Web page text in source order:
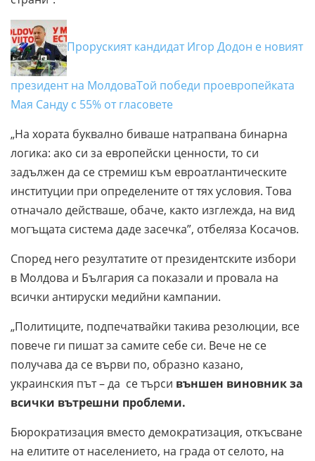
Проруският кандидат Игор Додон е новият
президент на МолдоваТой победи проевропейката
Мая Санду с 55% от гласовете
„На хората буквално биваше натрапвана бинарна
логика: ако си за европейски ценности, то си
задължен да се стремиш към евроатлантическите
институции при определените от тях условия. Това
отначало действаше, обаче, както изглежда, на вид
могъщата система даде засечка”, отбеляза Косачов.
Според него резултатите от президентските избори
в Молдова и България са показали и провала на
всички антируски медийни кампании.
„Политиците, подпечатвайки такива резолюции, все
повече ги пишат за самите себе си. Вече не се
получава да се върви по, образно казано,
украинския път – да се търси външен виновник за
всички вътрешни проблеми.
Бюрократизация вместо демократизация, откъсване
на елитите от населението, на града от селото, на